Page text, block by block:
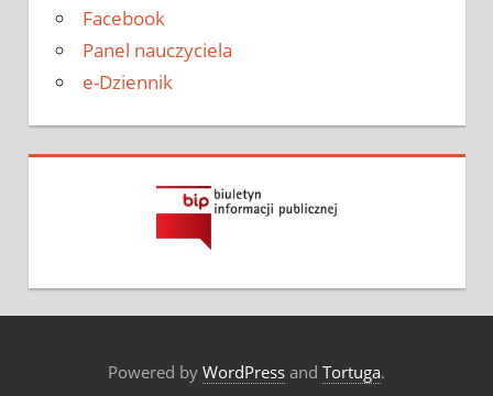
Facebook
Panel nauczyciela
e-Dziennik
Powered by WordPress and Tortuga.